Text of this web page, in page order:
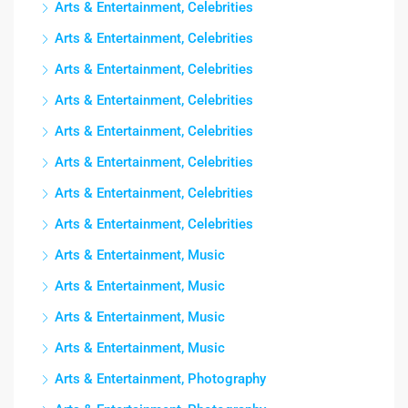
Arts & Entertainment, Celebrities
Arts & Entertainment, Celebrities
Arts & Entertainment, Celebrities
Arts & Entertainment, Celebrities
Arts & Entertainment, Celebrities
Arts & Entertainment, Celebrities
Arts & Entertainment, Celebrities
Arts & Entertainment, Celebrities
Arts & Entertainment, Music
Arts & Entertainment, Music
Arts & Entertainment, Music
Arts & Entertainment, Music
Arts & Entertainment, Photography